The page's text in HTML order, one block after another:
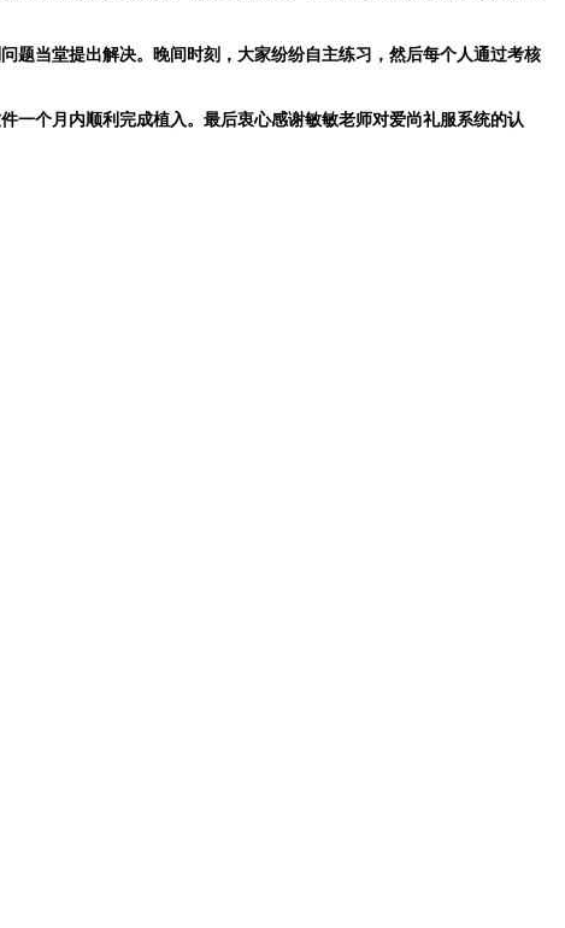
题当堂提出解决。晚间时刻，大家纷纷自主练习，然后每个人通过考核
一个月内顺利完成植入。最后衷心感谢敏敏老师对爱尚礼服系统的认